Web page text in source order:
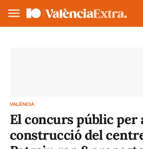
VALÈNCIA
El concurs públic per
construcció del